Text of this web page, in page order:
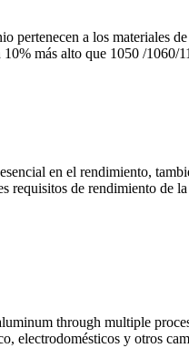
a los materiales
más alto que 1050 /
en el rendimiento,
de rendimiento de
through multiple
y otros